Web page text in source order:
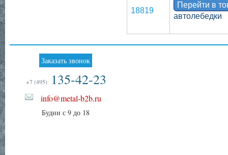
18819
Перейти в
автолебедки
Заказать звонок
+7 (495) 135-42-23
info@metal-b2b.ru
Будни с 9 до 18